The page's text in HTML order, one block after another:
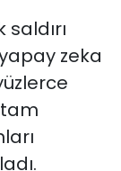
zeka